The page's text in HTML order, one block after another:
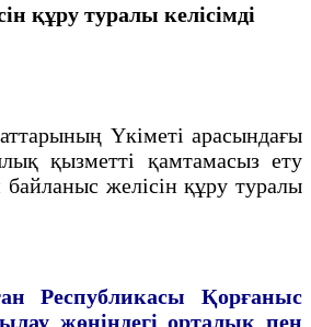
құру туралы келiсiмдi
Yкiметi арасындағы
қызметтi қамтамасыз ету
желiсiн құру туралы
Республикасы Қорғаныс
жөнiндегi орталық пен